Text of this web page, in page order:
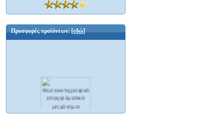
Προσφορές προϊόντων:[εδώ]